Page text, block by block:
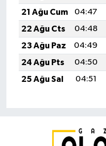
21 Ağu Cum
04:47
22 Ağu Cts
04:48
23 Ağu Paz
04:49
24 Ağu Pts
04:50
25 Ağu Sal
04:51